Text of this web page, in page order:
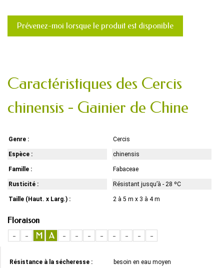
Prévenez-moi lorsque le produit est disponible
Caractéristiques des Cercis
chinensis - Gainier de Chine
Genre : Cercis
Espèce : chinensis
Famille : Fabaceae
Rusticité : Résistant jusqu’à - 28 ºC
Taille (Haut. x Larg.) : 2 à 5 m x 3 à 4 m
Floraison
-
- M A - - - - - - - -
Résistance à la sécheresse : besoin en eau moyen